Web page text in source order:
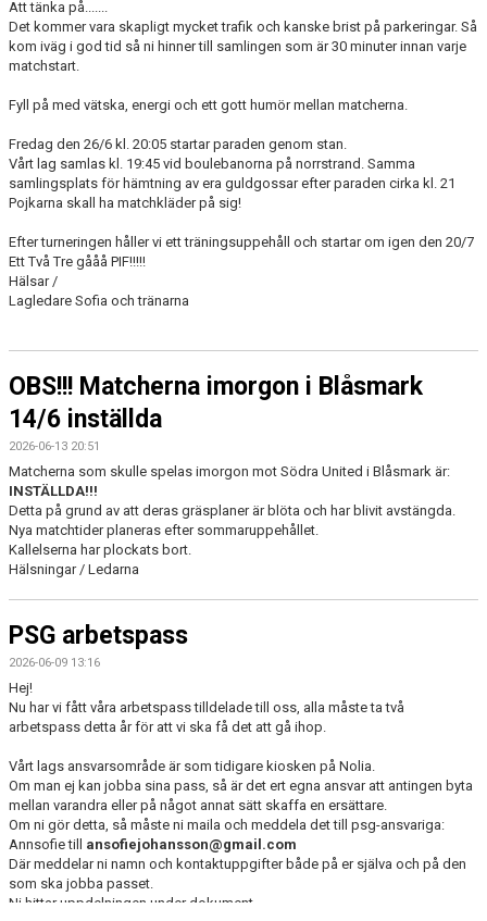
Att tänka på.......
Det kommer vara skapligt mycket trafik och kanske brist på parkeringar. Så
kom iväg i god tid så ni hinner till samlingen som är 30 minuter innan varje
matchstart.
Fyll på med vätska, energi och ett gott humör mellan matcherna.
Fredag den 26/6 kl. 20:05 startar paraden genom stan.
Vårt lag samlas kl. 19:45 vid boulebanorna på norrstrand. Samma
samlingsplats för hämtning av era guldgossar efter paraden cirka kl. 21
Pojkarna skall ha matchkläder på sig!
Efter turneringen håller vi ett träningsuppehåll och startar om igen den 20/7
Ett Två Tre gååå PIF!!!!!
Hälsar /
Lagledare Sofia och tränarna
OBS!!! Matcherna imorgon i Blåsmark
14/6 inställda
2026-06-13 20:51
Matcherna som skulle spelas imorgon mot Södra United i Blåsmark är:
INSTÄLLDA!!!
Detta på grund av att deras gräsplaner är blöta och har blivit avstängda.
Nya matchtider planeras efter sommaruppehållet.
Kallelserna har plockats bort.
Hälsningar / Ledarna
PSG arbetspass
2026-06-09 13:16
Hej!
Nu har vi fått våra arbetspass tilldelade till oss, alla måste ta två
arbetspass detta år för att vi ska få det att gå ihop.
Vårt lags ansvarsområde är som tidigare kiosken på Nolia.
Om man ej kan jobba sina pass, så är det ert egna ansvar att antingen byta
mellan varandra eller på något annat sätt skaffa en ersättare.
Om ni gör detta, så måste ni maila och meddela det till psg-ansvariga:
Annsofie till ansofiejohansson@gmail.com
Där meddelar ni namn och kontaktuppgifter både på er själva och på den
som ska jobba passet.
Ni hittar uppdelningen under dokument.